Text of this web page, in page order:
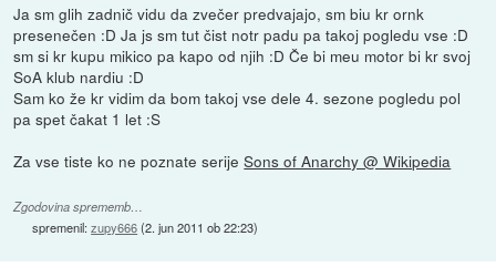
Ja sm glih zadnič vidu da zvečer predvajajo, sm biu kr ornk
presenečen :D Ja js sm tut čist notr padu pa takoj pogledu vse :D
sm si kr kupu mikico pa kapo od njih :D Če bi meu motor bi kr svoj
SoA klub nardiu :D
Sam ko že kr vidim da bom takoj vse dele 4. sezone pogledu pol
pa spet čakat 1 let :S
Za vse tiste ko ne poznate serijeSons of Anarchy @ Wikipedia
Zgodovina sprememb…
spremenil:zupy666(2. jun 2011 ob 22:23)